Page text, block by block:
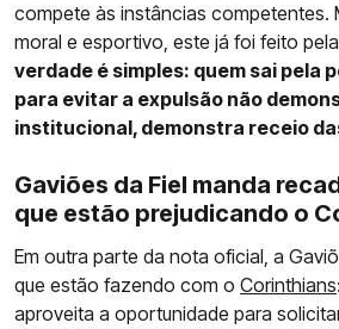
compete às instâncias competentes.
moral e esportivo, este já foi feito
verdade é simples: quem sai pela
para evitar a expulsão não
institucional, demonstra receio
Gaviões da Fiel manda
que estão prejudicando o
Em outra parte da nota oficial, a
que estão fazendo com o Corinthians
aproveita a oportunidade para